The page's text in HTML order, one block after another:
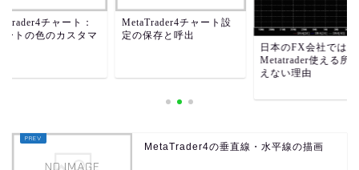
チャート：
ートの色のカスタマ
MetaTrader4チャート設
定の保存と呼出
日本のFX会社では
Metatrader使える所
えない理由
MetaTrader4の垂直線・水平線の描画